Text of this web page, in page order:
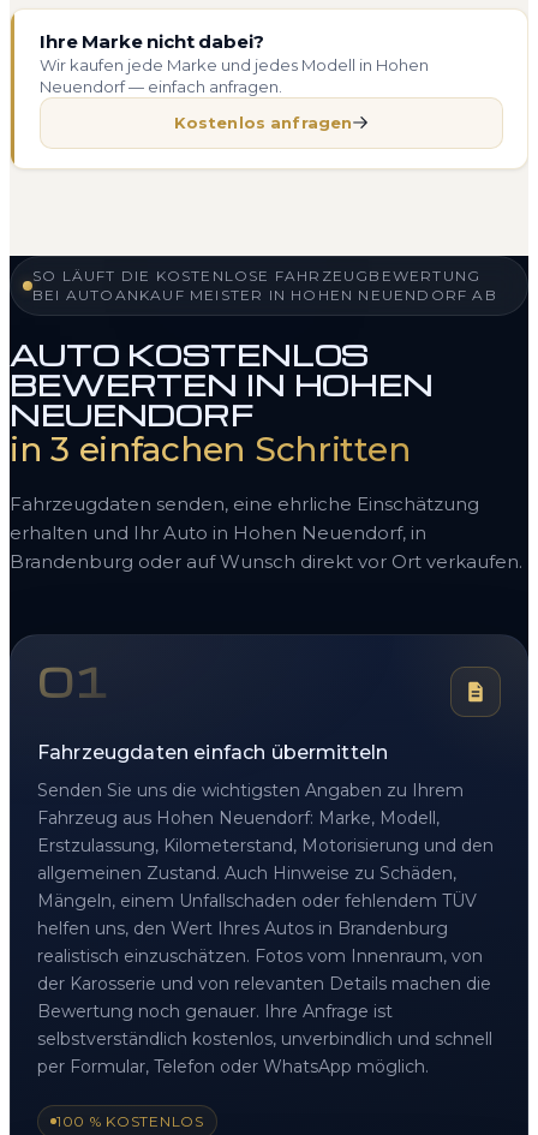
Ihre Marke nicht dabei?
Wir kaufen jede Marke und jedes Modell in Hohen
Neuendorf — einfach anfragen.
Kostenlos anfragen
SO LÄUFT DIE KOSTENLOSE FAHRZEUGBEWERTUNG
BEI AUTOANKAUF MEISTER IN HOHEN NEUENDORF AB
AUTO KOSTENLOS
BEWERTEN IN HOHEN
NEUENDORF
in 3 einfachen Schritten
Fahrzeugdaten senden, eine ehrliche Einschätzung
erhalten und Ihr Auto in Hohen Neuendorf, in
Brandenburg oder auf Wunsch direkt vor Ort verkaufen.
01
Fahrzeugdaten einfach übermitteln
Senden Sie uns die wichtigsten Angaben zu Ihrem
Fahrzeug aus Hohen Neuendorf: Marke, Modell,
Erstzulassung, Kilometerstand, Motorisierung und den
allgemeinen Zustand. Auch Hinweise zu Schäden,
Mängeln, einem Unfallschaden oder fehlendem TÜV
helfen uns, den Wert Ihres Autos in Brandenburg
realistisch einzuschätzen. Fotos vom Innenraum, von
der Karosserie und von relevanten Details machen die
Bewertung noch genauer. Ihre Anfrage ist
selbstverständlich kostenlos, unverbindlich und schnell
per Formular, Telefon oder WhatsApp möglich.
100 % KOSTENLOS